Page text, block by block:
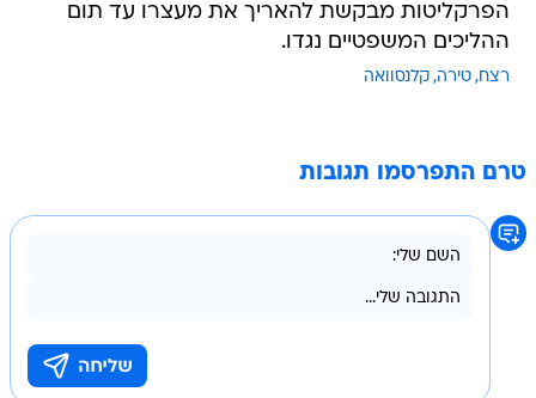
הפרקליטות מבקשת להאריך את מעצרו עד תום
ההליכים המשפטיים נגדו.
רצח טירה קלנסוואה
טרם התפרסמו תגובות